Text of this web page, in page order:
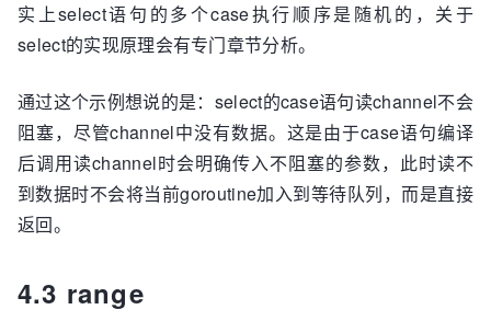
            time.Sleep(
1 * time.Second)
        }
    }
实上select语句的多个case执行顺序是随机的，关于
select的实现原理会有专门章节分析。
通过这个示例想说的是：select的case语句读channel不会
阻塞，尽管channel中没有数据。这是由于case语句编译
后调用读channel时会明确传入不阻塞的参数，此时读不
到数据时不会将当前goroutine加入到等待队列，而是直接
返回。
4.3 range